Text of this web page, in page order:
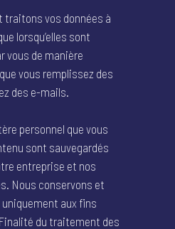
traitons vos données à
lorsqu’elles sont
vous de manière
vous remplissez des
des e-mails.
personnel que vous
sont sauvegardés
entreprise et nos
Nous conservons et
aux fins
du traitement des
RÉSERVATION
ACTUALITÉS